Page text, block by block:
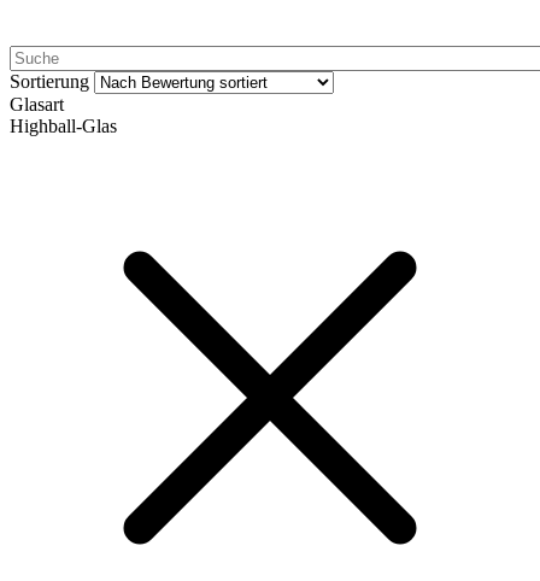
Sortierung
Glasart
Highball-Glas